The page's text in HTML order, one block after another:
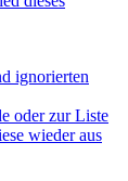
ignorierten
oder zur Liste
wieder aus